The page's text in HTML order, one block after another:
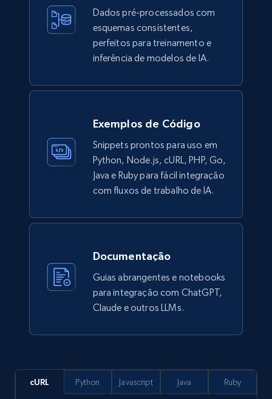
Ikea - Products
Description, In stock, Color, Size, Reviews
count, Main image, Category url, Category, and
eCommerce
151+ Buy Now
Walmart sellers info
display name, Seller email, Seller phone, Seller
about us, and more.
URL, Sku, Breadcrumbs, Name, Rating, Review
count, Description, Image, and more.
Dados pré-processados com
esquemas consistentes,
perfeitos para treinamento e
inferência de modelos de IA.
Exemplos de Código
Snippets prontos para uso em
Python, Node.js, cURL, PHP, Go,
Java e Ruby para fácil integração
com fluxos de trabalho de IA.
Documentação
Guias abrangentes e notebooks
para integração com ChatGPT,
Claude e outros LLMs.
cURL Python Javascript Java Ruby